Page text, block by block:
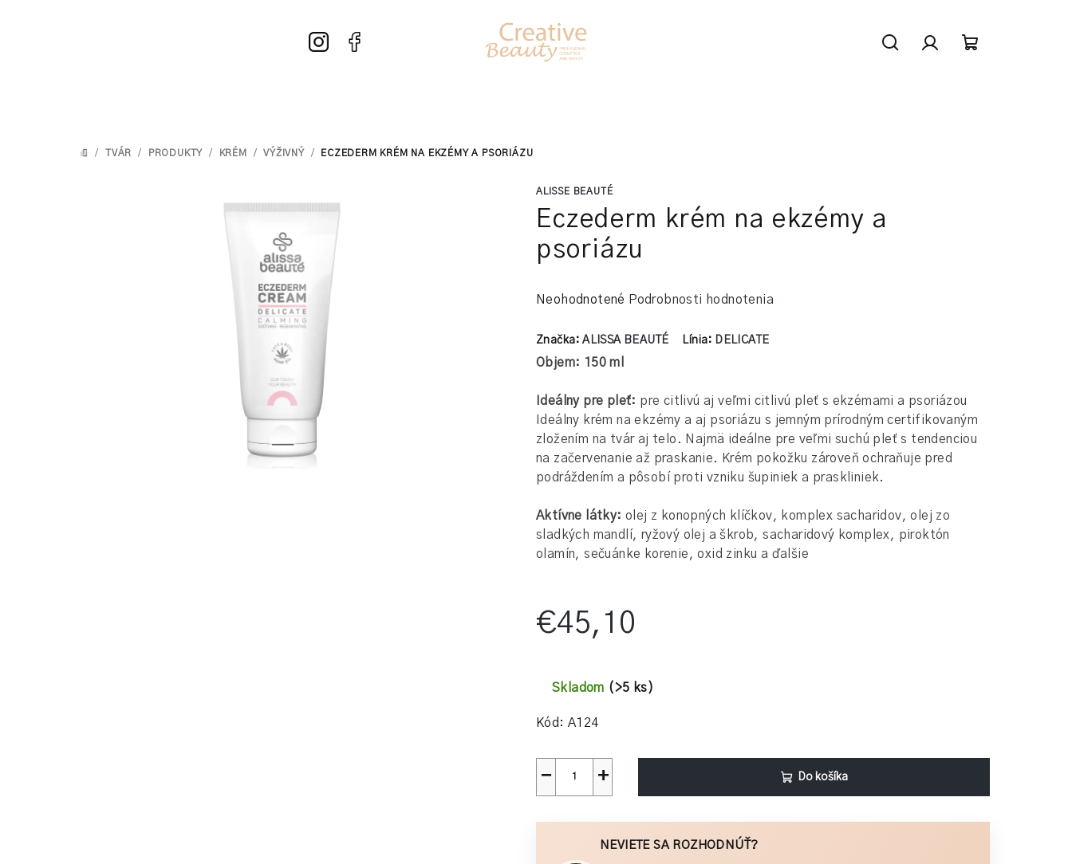
DOMOV
/ TVÁR / PRODUKTY / KRÉM / VÝŽIVNÝ / ECZEDERM KRÉM NA EKZÉMY A PSORIÁZU
ALISSE BEAUTÉ
Eczederm krém na ekzémy a
psoriázu
Priemerné
produktu
je
z
5
hviezdičiek.
Neohodnotené Podrobnosti hodnotenia
Značka:ALISSA BEAUTÉ Línia: DELICATE
Objem: 150 ml
Ideálny pre pleť: pre citlivú aj veľmi citlivú pleť s ekzémami a psoriázou
Ideálny krém na ekzémy a aj psoriázu s jemným prírodným certifikovaným
zložením na tvár aj telo. Najmä ideálne pre veľmi suchú pleť s tendenciou
na začervenanie až praskanie. Krém pokožku zároveň ochraňuje pred
podráždením a pôsobí proti vzniku šupiniek a praskliniek.
Aktívne látky: olej z konopných klíčkov, komplex sacharidov, olej zo
sladkých mandlí, ryžový olej a škrob, sacharidový komplex, piroktón
olamín, sečuánke korenie, oxid zinku a ďalšie
€45,10
cena:
Skladom (>5 ks)
Kód: A124
+
− Do košíka
NEVIETE SA ROZHODNÚŤ?